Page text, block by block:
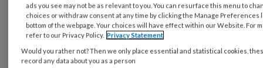
met name bij wat oudere kinderen. Verder
worden twee interventies beschreven voor
individuele behandeling, in dit geval van
adolescenten: ‘MBT’ en ‘Sensorimotor
ads you see may not be as relevant to you. You can resurface this menu to
choices or withdraw consent at any time by clicking the Manage Preferences
bottom of the webpage. Your choices will have effect within our Website. For
refer to our Privacy Policy. Privacy Statement
Would you rather not? Then we only place essential and statistical cookies,
record any data about you as a person